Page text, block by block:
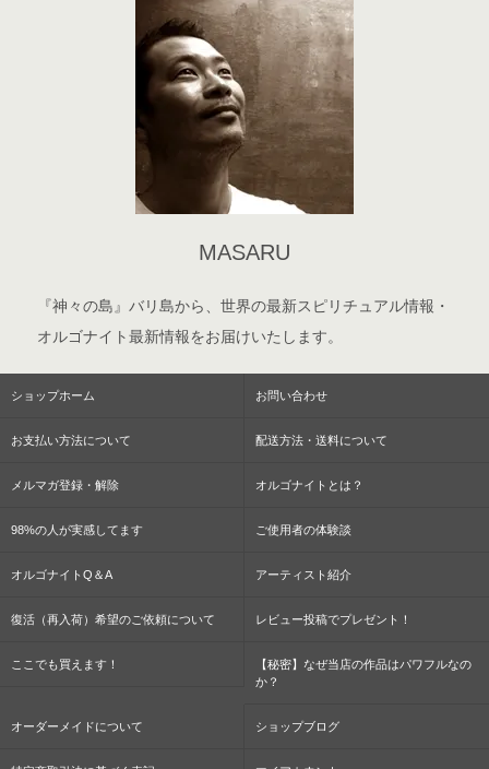
MASARU
『神々の島』バリ島から、世界の最新スピリチュアル情報・
オルゴナイト最新情報をお届けいたします。
ショップホーム お問い合わせ
お支払い方法について 配送方法・送料について
メルマガ登録・解除 オルゴナイトとは？
98%の人が実感してます ご使用者の体験談
オルゴナイトQ＆A アーティスト紹介
復活（再入荷）希望のご依頼について レビュー投稿でプレゼント！
ここでも買えます！
【秘密】なぜ当店の作品はパワフルなの
か？
オーダーメイドについて ショップブログ